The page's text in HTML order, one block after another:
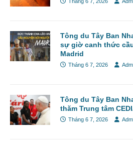
Tông du Tây Ban
sự giờ canh thức
Madrid
Tháng 6 7, 2026
Tông du Tây Ban
thăm Trung tâm
Tháng 6 7, 2026